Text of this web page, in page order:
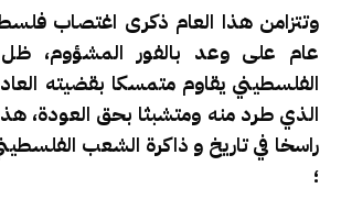
وتتزامن هذا العام ذكرى اغتصاب
عام على وعد بالفور المشؤوم،
الفلسطيني يقاوم متمسكا بقضيته
الذي طرد منه ومتشبثا بحق العودة،
راسخا في تاريخ و ذاكرة الشعب
؛